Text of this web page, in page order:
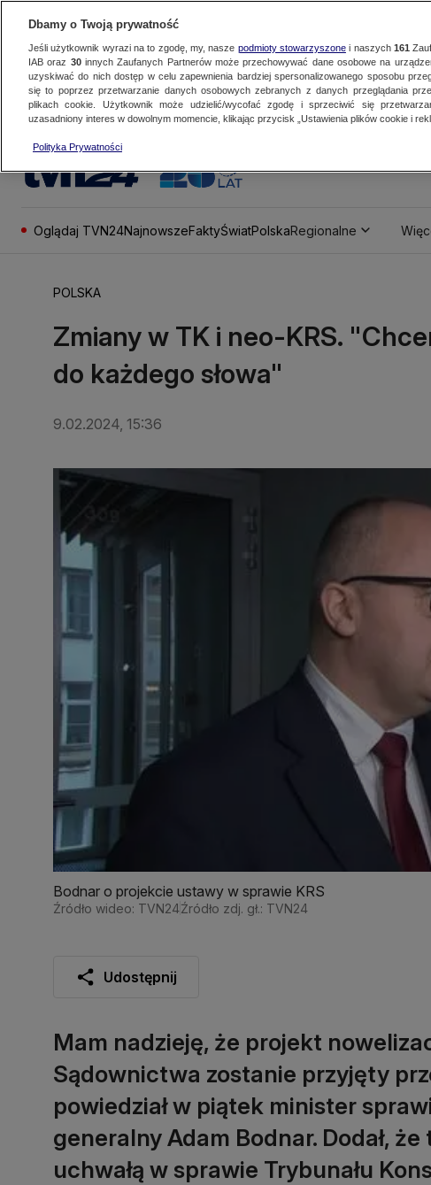
Oglądaj TVN24NajnowszeFaktyŚwiatPolskaRegionalne
POLSKA
Zmiany w TK i neo-KRS.
do każdego słowa"
9.02.2024, 15:36
Bodnar o projekcie ustawy w sprawie KRS
Źródło wideo: TVN24Źródło zdj. gł.: TVN24
Udostępnij
Mam nadzieję, że projekt
Sądownictwa zostanie przyjęty
powiedział w piątek minister
generalny Adam Bodnar. Dodał,
uchwałą w sprawie Trybunału
Dbamy o Twoją prywatność
Jeśli użytkownik wyrazi na to zgodę, my, nasze podmioty stowarzyszonei naszych 161
IAB oraz 30innych Zaufanych Partnerów może przechowywać dane osobowe na
uzyskiwać do nich dostęp w celu zapewnienia bardziej spersonalizowanego sposobu
się to poprzez przetwarzanie danych osobowych zebranych z danych przeglądania
plikach cookie. Użytkownik może udzielić/wycofać zgodę i sprzeciwić się
uzasadniony interes w dowolnym momencie, klikając przycisk „Ustawienia plików cookie i
Polityka Prywatności